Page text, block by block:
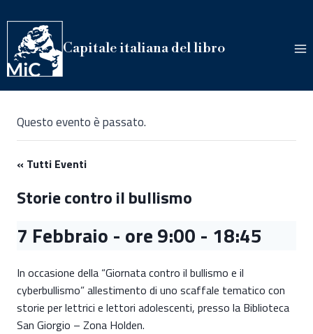
al
contenuto
Capitale italiana del libro
Questo evento è passato.
« Tutti Eventi
Storie contro il bullismo
7 Febbraio - ore 9:00 - 18:45
In occasione della “Giornata contro il bullismo e il
cyberbullismo” allestimento di uno scaffale tematico con
storie per lettrici e lettori adolescenti, presso la Biblioteca
San Giorgio – Zona Holden.